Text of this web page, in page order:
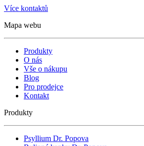
Více kontaktů
Mapa webu
Produkty
O nás
Vše o nákupu
Blog
Pro prodejce
Kontakt
Produkty
Psyllium Dr. Popova